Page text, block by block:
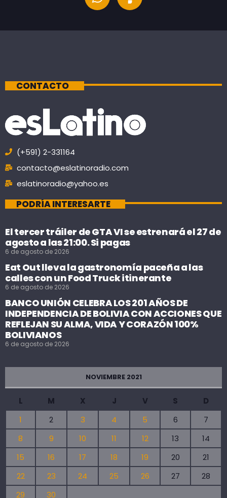
CONTACTO
(+591) 2-331164
contacto@eslatinoradio.com
eslatinoradio@yahoo.es
PODRÍA INTERESARTE
El tercer tráiler de GTA VI se estrenará el 27 de
agosto a las 21:00. Si pagas
6 de agosto de 2026
Eat Out lleva la gastronomía paceña a las
calles con un Food Truck itinerante
6 de agosto de 2026
BANCO UNIÓN CELEBRA LOS 201 AÑOS DE
INDEPENDENCIA DE BOLIVIA CON ACCIONES QUE
REFLEJAN SU ALMA, VIDA Y CORAZÓN 100%
BOLIVIANOS
6 de agosto de 2026
NOVIEMBRE 2021
L M X J V S
D
1
2 3 4 5 6
7
8
9 10 11 12 13
14
15
16 17 18 19 20
21
22
23 24 25 26 27
28
29
30